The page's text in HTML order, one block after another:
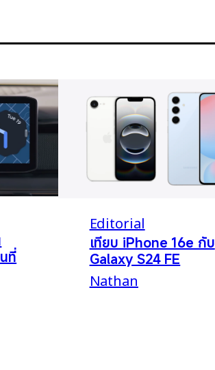
ที่
Editorial
เทียบ iPhone 16e กับ
Galaxy S24 FE
Nathan